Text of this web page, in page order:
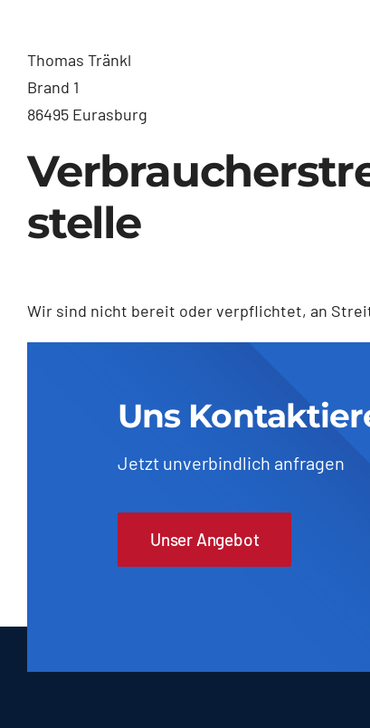
Thomas Tränkl
Brand 1
86495 Eurasburg
stelle
Wir sind nicht bereit oder verpflichtet, an
Uns
Jetzt unverbindlich anfragen
Unser Angebot